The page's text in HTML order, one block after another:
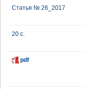
Статья № 26_2017
20 с.
pdf